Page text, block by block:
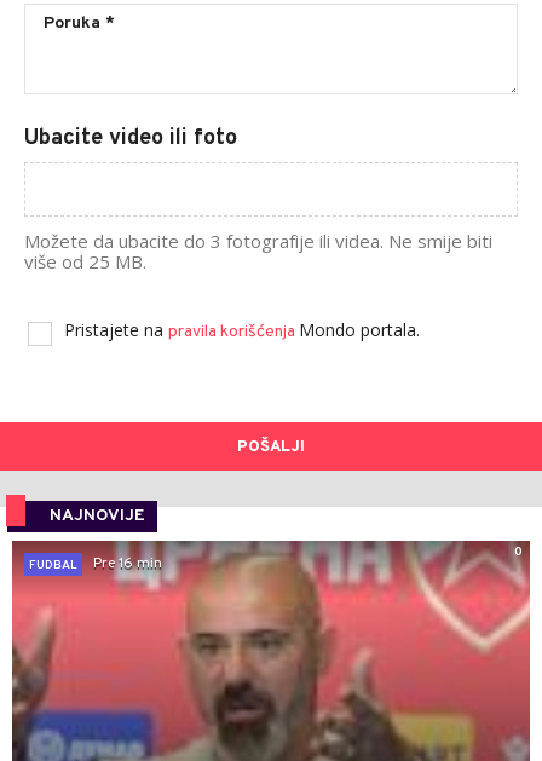
Ubacite video ili foto
Možete da ubacite do 3 fotografije ili videa. Ne smije biti
više od 25 MB.
Pristajete na pravila korišćenja Mondo portala.
POŠALJI
NAJNOVIJE
0
FUDBAL
Pre 16 min